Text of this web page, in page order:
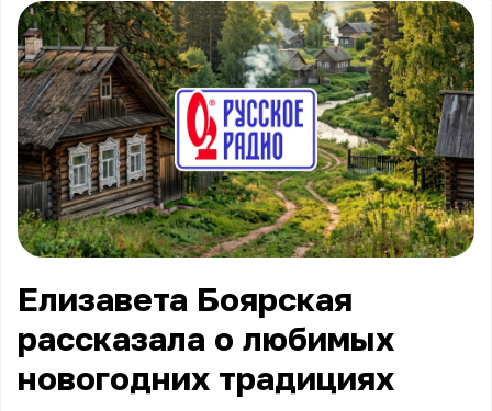
Елизавета Боярская
рассказала о любимых
новогодних традициях